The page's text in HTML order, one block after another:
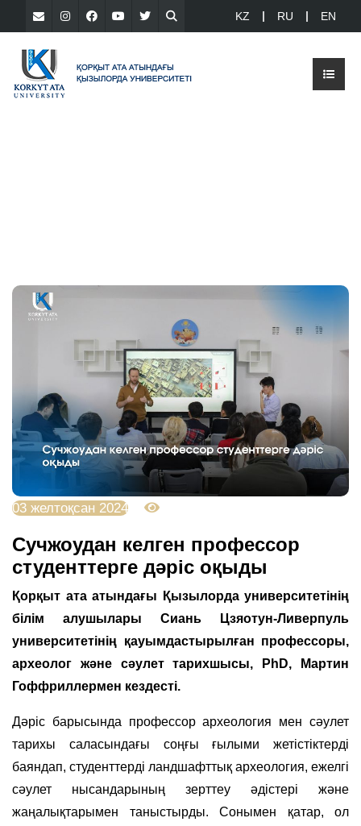
KZ RU EN
03 желтоқсан 2024
Сучжоудан келген профессор
студенттерге дәріс оқыды
Қорқыт ата атындағы Қызылорда университетінің
білім алушылары Сиань Цзяотун-Ливерпуль
университетінің қауымдастырылған профессоры,
археолог және сәулет тарихшысы, PhD, Мартин
Гоффриллермен кездесті.
Дәріс барысында профессор археология мен сәулет
тарихы саласындағы соңғы ғылыми жетістіктерді
баяндап, студенттерді ландшафттық археология, ежелгі
сәулет нысандарының зерттеу әдістері және
жаңалықтарымен таныстырды. Сонымен қатар, ол